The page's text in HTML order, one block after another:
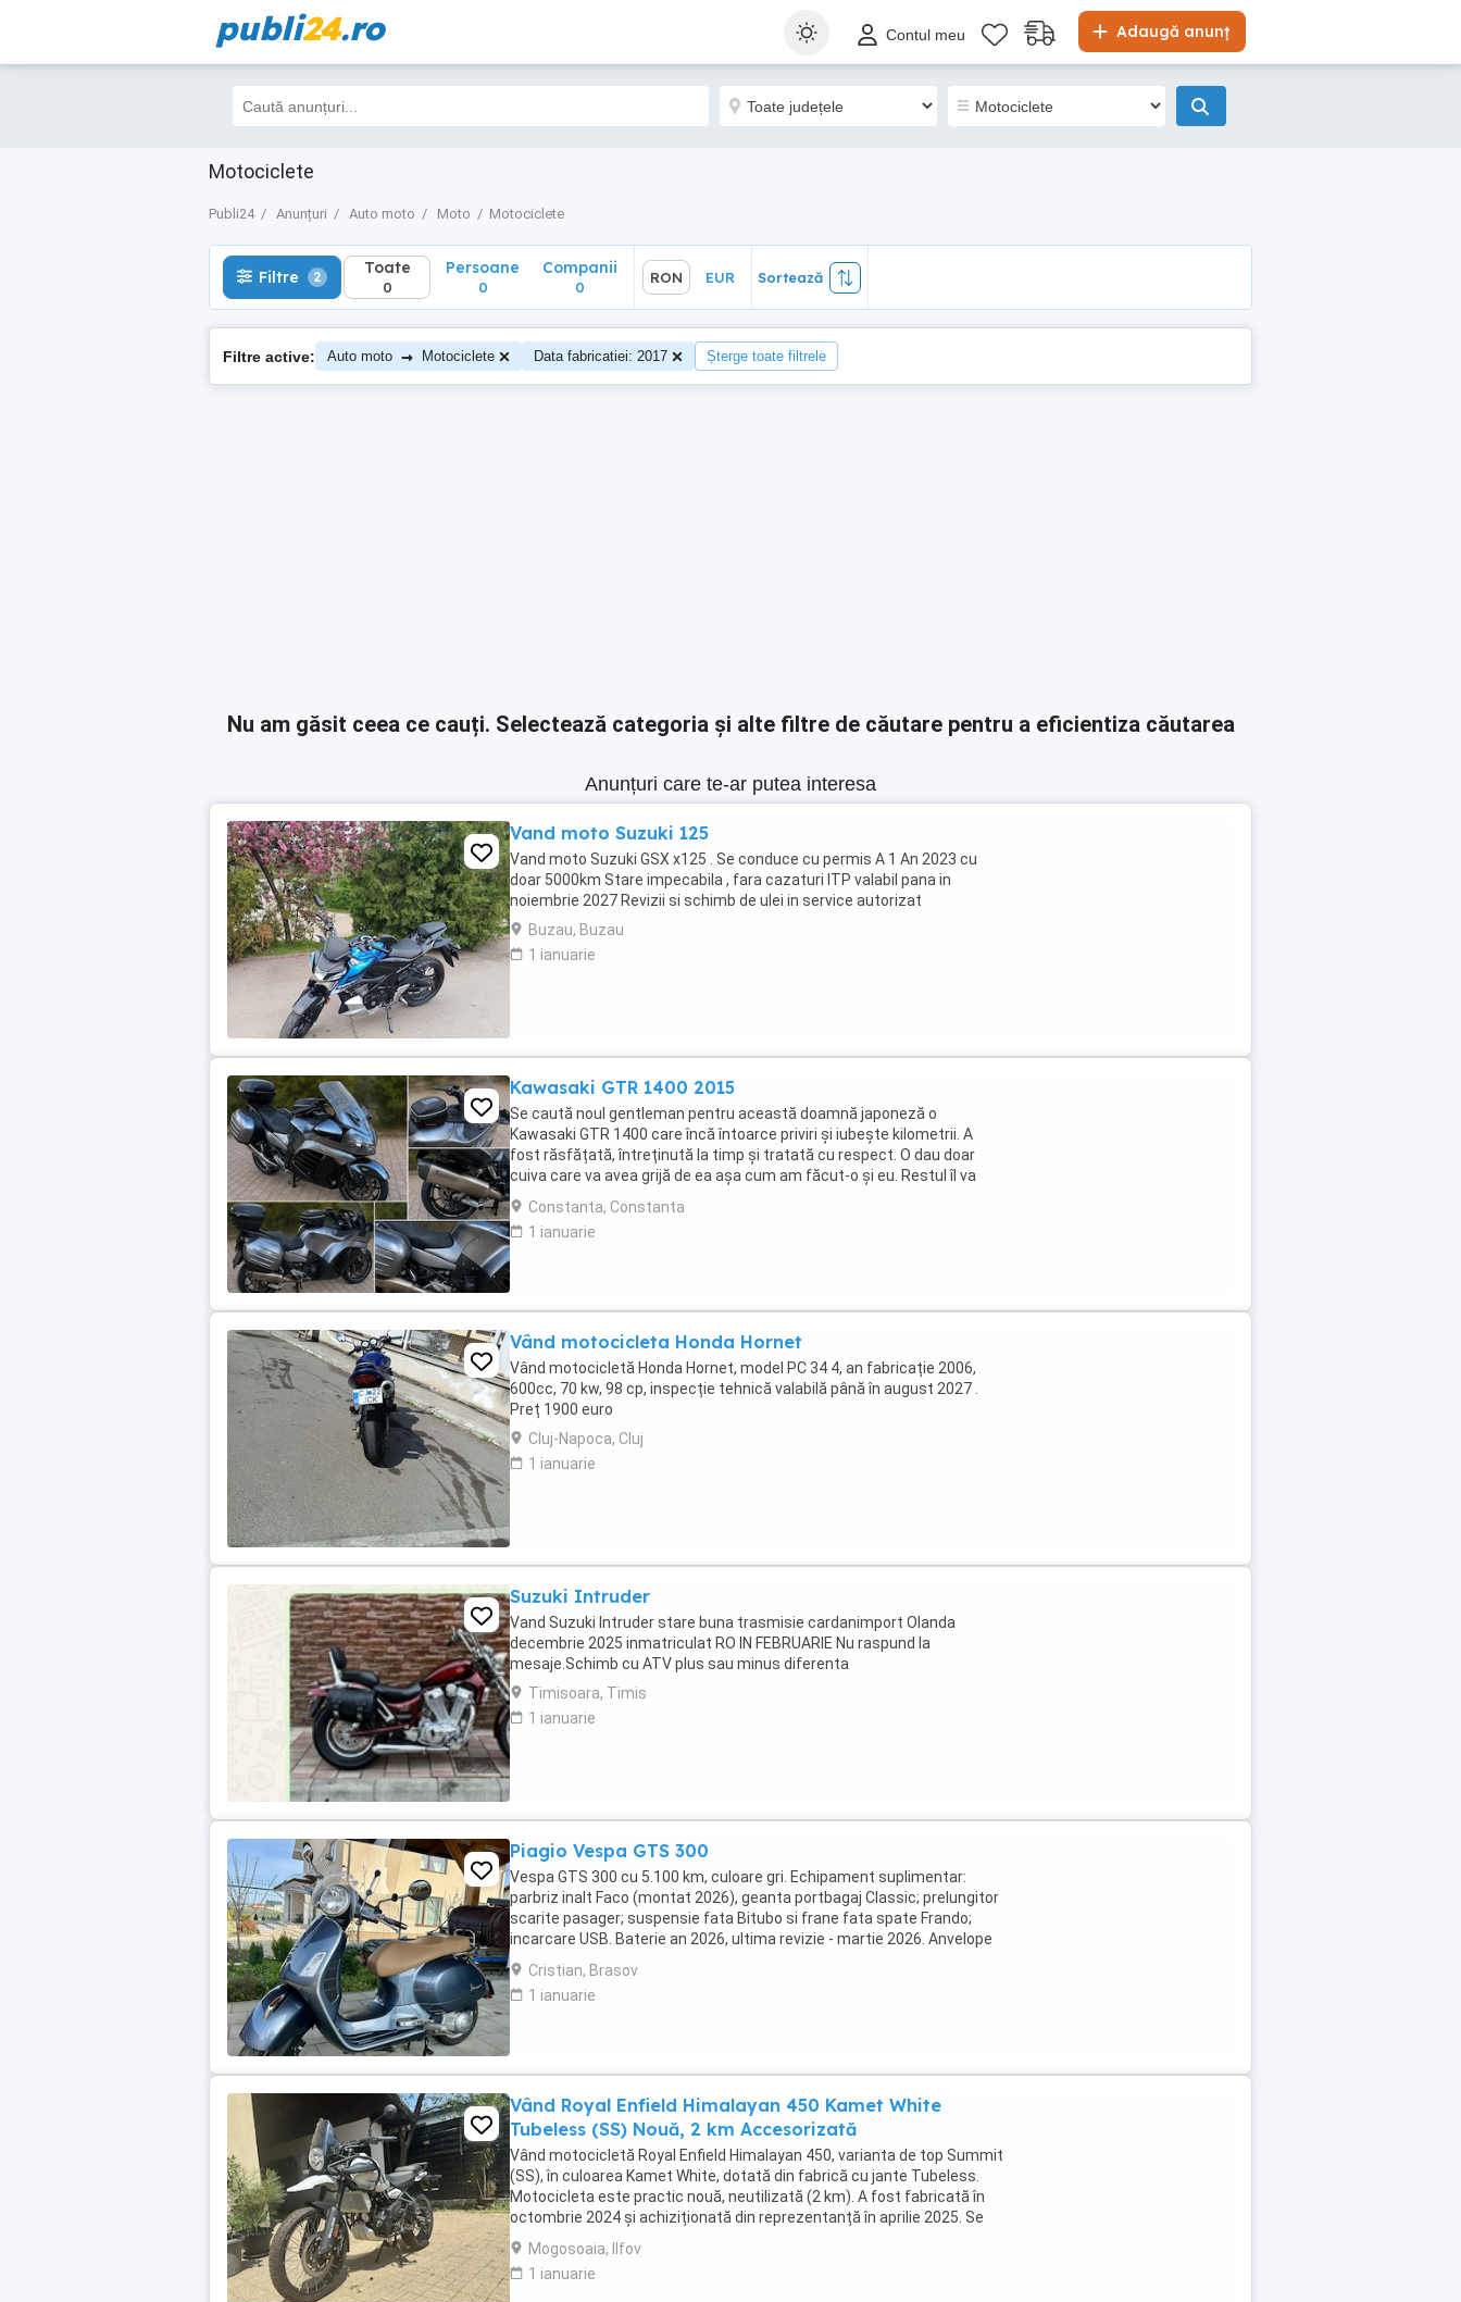
publi24.ro Adaugă anunț
Contul meu
Motociclete
Publi24 Anunțuri Auto moto Moto Motociclete
Filtre 2 Toate
0
Sortează
Filtre 2 Toate
0
Persoane
0
Companii
0
RON EUR Sortează
Filtre active: Auto moto → Motociclete Data fabricatiei: 2017 Șterge toate filtrele
Nu am găsit ceea ce cauți. Selectează categoria și alte filtre de căutare pentru a eficientiza căutarea
Anunțuri care te-ar putea interesa
Vand moto Suzuki 125
Vand moto Suzuki GSX x125 . Se conduce cu permis A 1 An 2023 cu
doar 5000km Stare impecabila , fara cazaturi ITP valabil pana in
noiembrie 2027 Revizii si schimb de ulei in service autorizat
Buzau, Buzau
1 ianuarie
Kawasaki GTR 1400 2015
Se caută noul gentleman pentru această doamnă japoneză o
Kawasaki GTR 1400 care încă întoarce priviri și iubește kilometrii. A
fost răsfățată, întreținută la timp și tratată cu respect. O dau doar
cuiva care va avea grijă de ea așa cum am făcut-o și eu. Restul îl va
convinge ea la prima cheie. Vă ...
Constanta, Constanta
1 ianuarie
Vând motocicleta Honda Hornet
Vând motocicletă Honda Hornet, model PC 34 4, an fabricație 2006,
600cc, 70 kw, 98 cp, inspecție tehnică valabilă până în august 2027 .
Preț 1900 euro
Cluj-Napoca, Cluj
1 ianuarie
Suzuki Intruder
Vand Suzuki Intruder stare buna trasmisie cardanimport Olanda
decembrie 2025 inmatriculat RO IN FEBRUARIE Nu raspund la
mesaje.Schimb cu ATV plus sau minus diferenta
Timisoara, Timis
1 ianuarie
Piagio Vespa GTS 300
Vespa GTS 300 cu 5.100 km, culoare gri. Echipament suplimentar:
parbriz inalt Faco (montat 2026), geanta portbagaj Classic; prelungitor
scarite pasager; suspensie fata Bitubo si frane fata spate Frando;
incarcare USB. Baterie an 2026, ultima revizie - martie 2026. Anvelope
2024. Itp valabil pana in ...
Cristian, Brasov
1 ianuarie
Vând Royal Enfield Himalayan 450 Kamet White
Tubeless (SS) Nouă, 2 km Accesorizată
Vând motocicletă Royal Enfield Himalayan 450, varianta de top Summit
(SS), în culoarea Kamet White, dotată din fabrică cu jante Tubeless.
Motocicleta este practic nouă, neutilizată (2 km). A fost fabricată în
octombrie 2024 și achiziționată din reprezentanță în aprilie 2025. Se
află în stare absolut ...
Mogosoaia, Ilfov
1 ianuarie